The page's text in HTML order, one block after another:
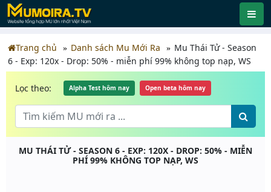
Trang chủ Danh sách Mu Mới Ra
Mu Thái Tử - Season
6 - Exp: 120x - Drop: 50% - miễn phí 99% không top nạp, WS
Lọc theo: Alpha Test hôm nay Open beta hôm nay
MU THÁI TỬ - SEASON 6 - EXP: 120X - DROP: 50% - MIỄN
PHÍ 99% KHÔNG TOP NẠP, WS